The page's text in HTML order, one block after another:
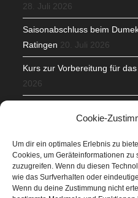
Cookie-
Um dir ein optimales Erlebnis zu
Cookies, um Geräteinformationen
zuzugreifen. Wenn du diesen
wie das Surfverhalten oder
Wenn du deine Zustimmung nicht
28. Juli 2026
Saisonabschluss beim
Ratingen 20. Juli 2026
Kurs zur Vorbereitung für
2026
Veranstaltungen
Höffner Run